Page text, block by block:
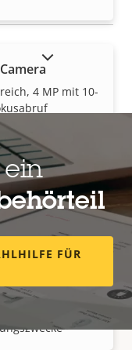
4 MP mit 10-
Camera
1080 px und
Camera
für
ein
FÜR